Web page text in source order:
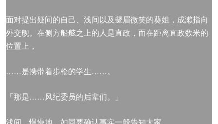
面对提出疑问的自己、浅间以及颦眉微笑的葵姐，成濑指向
外交舰。在侧方船舷之上的人是直政，而在距离直政数米的
位置上，
……是携带着步枪的学生……。
「那是……风纪委员的后辈们。」
浅间，慢慢地，如同要确认事实一般告知大家。